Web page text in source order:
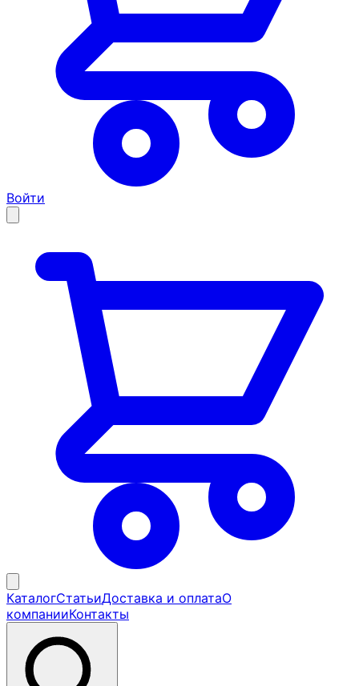
Войти
КаталогСтатьиДоставка и оплатаО
компанииКонтакты